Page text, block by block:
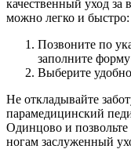
качественный уход
можно легко и быстро:
Позвоните по
заполните
Выберите
Не откладывайте
парамедицинский
Одинцово и
ногам заслуженный